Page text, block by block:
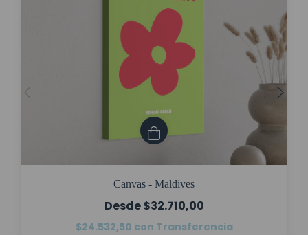
Canvas - Maldives
$32.710,00
$24.532,50 con Transferencia